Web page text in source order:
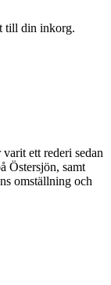
till din inkorg.
ett rederi sedan
Östersjön, samt
omställning och